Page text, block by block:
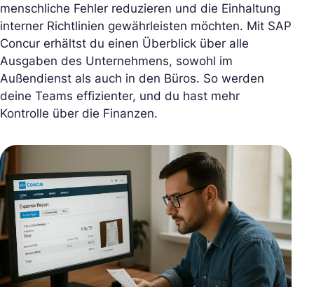
menschliche Fehler reduzieren und die Einhaltung
interner Richtlinien gewährleisten möchten. Mit SAP
Concur erhältst du einen Überblick über alle
Ausgaben des Unternehmens, sowohl im
Außendienst als auch in den Büros. So werden
deine Teams effizienter, und du hast mehr
Kontrolle über die Finanzen.